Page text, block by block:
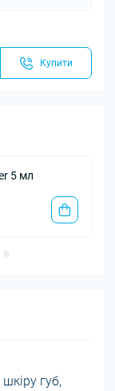
Купити
Бальзам для губ
26.00 грн
губ,